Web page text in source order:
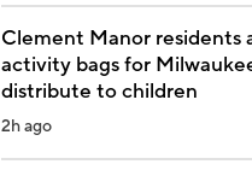
Clement Manor residents
activity bags for
distribute to children
2h ago